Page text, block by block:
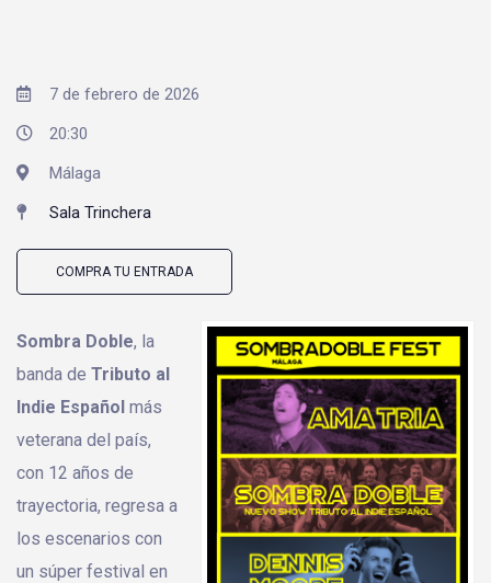
7 de febrero de 2026
20:30
Málaga
Sala Trinchera
COMPRA TU ENTRADA
Sombra Doble, la
banda de Tributo al
Indie Español más
veterana del país,
con 12 años de
trayectoria, regresa a
los escenarios con
un súper festival en